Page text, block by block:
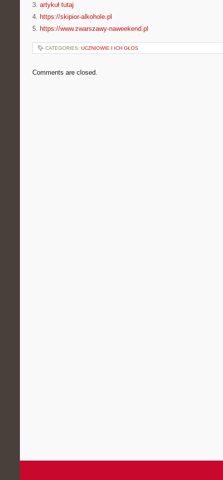
3. artykuł tutaj
4. https://skipior-alkohole.pl
5. https://www.zwarszawy-naweekend.pl
CATEGORIES: UCZNIOWIE I ICH GŁOS
Comments are closed.